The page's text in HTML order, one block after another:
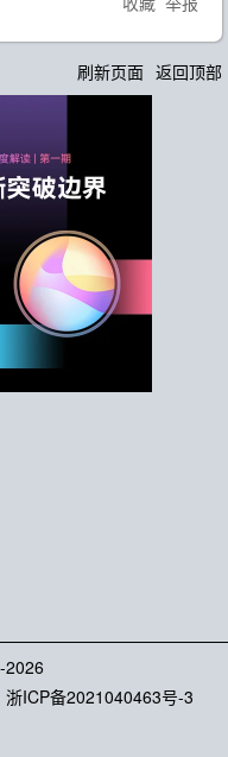
刷新页面 返回顶部
浙ICP备2021040463号-3